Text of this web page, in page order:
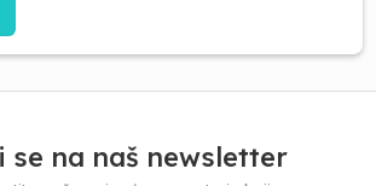
se na naš newsletter